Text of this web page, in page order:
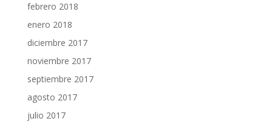
febrero 2018
enero 2018
diciembre 2017
noviembre 2017
septiembre 2017
agosto 2017
julio 2017